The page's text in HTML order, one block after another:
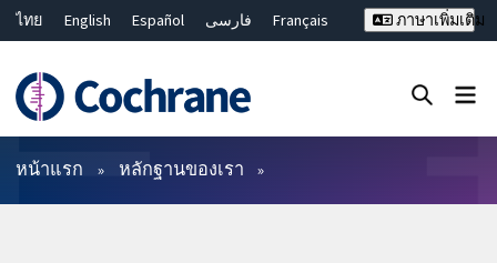
ไทย English Español فارسی
Français
Bahasa Malaysia
繁體中文 简体中文
ภาษาเพิ่มเติม
ตัวกรอง
หน้าแรก หลักฐานของเรา